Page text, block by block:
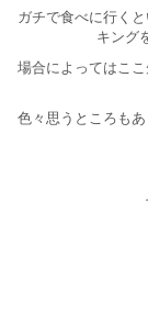
ガチで食べに行く
キング
場合によってはこ
色々思うところも